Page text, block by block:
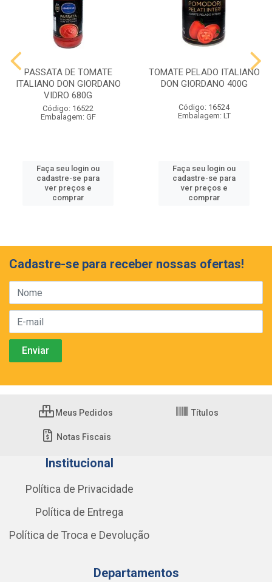
PASSATA DE TOMATE
ITALIANO DON GIORDANO
VIDRO 680G
Código: 16522
Embalagem: GF
Faça seu login ou
cadastre-se para
ver preços e
comprar
TOMATE PELADO ITALIANO
DON GIORDANO 400G
Código: 16524
Embalagem: LT
Faça seu login ou
cadastre-se para
ver preços e
comprar
Cadastre-se para receber nossas ofertas!
Meus Pedidos Títulos
Notas Fiscais
Institucional
Política de Privacidade
Política de Entrega
Política de Troca e Devolução
Departamentos